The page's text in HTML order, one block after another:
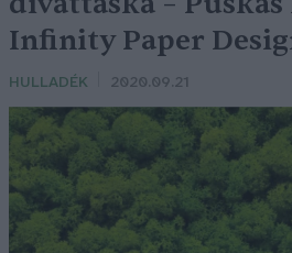
Infinity Paper
HULLADÉK 2020.09.21